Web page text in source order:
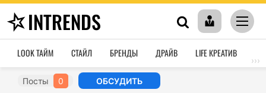
INTRENDS
LOOK ТАЙМ СТАЙЛ БРЕНДЫ ДРАЙВ LIFE КРЕАТИВ
›››
Посты 0 ОБСУДИТЬ